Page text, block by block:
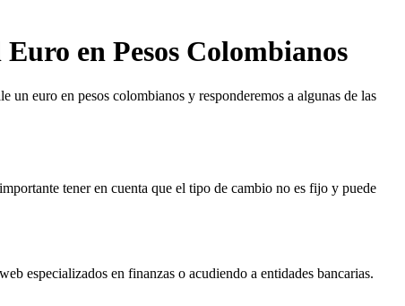
en Pesos Colombianos
euro en pesos colombianos y responderemos a algunas de las
tener en cuenta que el tipo de cambio no es fijo y puede
especializados en finanzas o acudiendo a entidades bancarias.